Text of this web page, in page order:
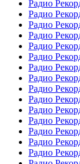
Радио
Радио
Радио
Радио
Радио
Радио
Радио
Радио
Радио
Радио
Радио
Радио
Радио
Радио
Радио